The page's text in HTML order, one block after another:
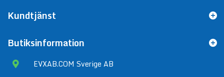
Kundtjänst
Butiksinformation
EVXAB.COM Sverige AB